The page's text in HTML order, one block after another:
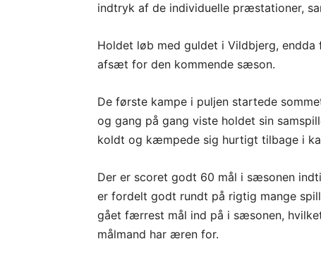
indtryk af de individuelle præstationer,
Holdet løb med guldet i Vildbjerg,
afsæt for den kommende sæson.
De første kampe i puljen startede
og gang på gang viste holdet sin
koldt og kæmpede sig hurtigt tilbage i
Der er scoret godt 60 mål i sæsonen
er fordelt godt rundt på rigtig mange
gået færrest mål ind på i sæsonen,
målmand har æren for.